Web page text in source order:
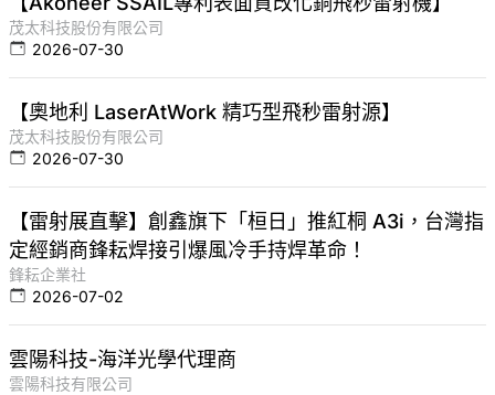
茂太科技股份有限公司
2026-07-30
【奧地利 LaserAtWork 精巧型飛秒雷射源】
茂太科技股份有限公司
2026-07-30
【雷射展直擊】創鑫旗下「桓日」推紅桐 A3i，台灣指
定經銷商鋒耘焊接引爆風冷手持焊革命！
鋒耘企業社
2026-07-02
雲陽科技-海洋光學代理商
雲陽科技有限公司